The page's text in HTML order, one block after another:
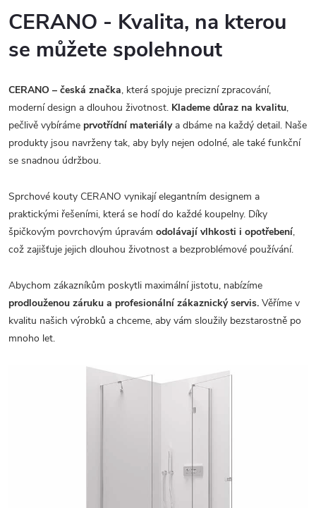
CERANO - Kvalita, na kterou
se můžete spolehnout
CERANO – česká značka, která spojuje precizní zpracování,
moderní design a dlouhou životnost. Klademe důraz na kvalitu,
pečlivě vybíráme prvotřídní materiálya dbáme na každý detail. Naše
produkty jsou navrženy tak, aby byly nejen odolné, ale také funkční
se snadnou údržbou.
Sprchové kouty CERANO vynikají elegantním designem a
praktickými řešeními, která se hodí do každé koupelny. Díky
špičkovým povrchovým úpravám odolávají vlhkosti i opotřebení,
což zajišťuje jejich dlouhou životnost a bezproblémové používání.
Abychom zákazníkům poskytli maximální jistotu, nabízíme
prodlouženou záruku a profesionální zákaznický servis. Věříme v
kvalitu našich výrobků a chceme, aby vám sloužily bezstarostně po
mnoho let.